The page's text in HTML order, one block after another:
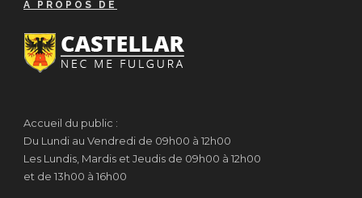
A PROPOS DE
Accueil du public :
Du Lundi au Vendredi de 09h00 à 12h00
Les Lundis, Mardis et Jeudis de 09h00 à 12h00
et de 13h00 à 16h00